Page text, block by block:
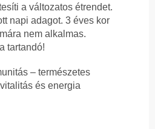
a változatos étrendet.
napi adagot. 3 éves kor
nem alkalmas.
tartandó!
– természetes
és energia